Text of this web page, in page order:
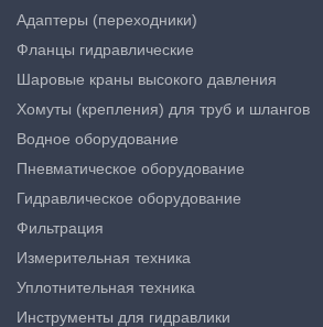
Адаптеры (переходники)
Фланцы гидравлические
Шаровые краны высокого давления
Хомуты (крепления) для труб и шлангов
Водное оборудование
Пневматическое оборудование
Гидравлическое оборудование
Фильтрация
Измерительная техника
Уплотнительная техника
Инструменты для гидравлики